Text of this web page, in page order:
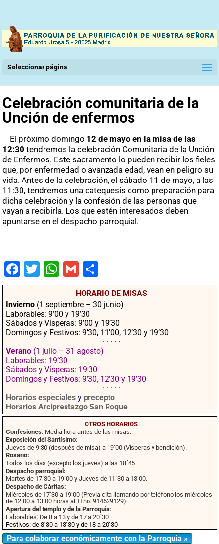
Seleccionar página
Celebración comunitaria de la
Unción de enfermos
El próximo domingo 12 de mayo en la misa de las
12:30 tendremos la celebración Comunitaria de la Unción
de Enfermos. Este sacramento lo pueden recibir los fieles
que, por enfermedad o avanzada edad, vean en peligro su
vida. Antes de la celebración, el sábado 11 de mayo, a las
11:30, tendremos una catequesis como preparación para
dicha celebración y la confesión de las personas que
vayan a recibirla. Los que estén interesados deben
apuntarse en el despacho parroquial.
Fac
ebo
Twit
ter
Wha
tsA
pp
Gm
ail
mpa
rtir
HORARIO DE MISAS
Invierno (1 septiembre – 30 junio)
Laborables: 9’00 y 19’30
Sábados y Vísperas: 9’00 y 19’30
Domingos y Festivos: 9’30, 11’00, 12’30 y 19’30
· · · · ·
Verano (1 julio – 31 agosto)
Laborables: 19’30
Sábados y Vísperas: 19’30
Domingos y Festivos: 9’30, 12’30 y 19’30
· · · · ·
Horarios especiales y precepto
Horarios Arciprestazgo San Roque
OTROS HORARIOS
Confesiones: Media hora antes de las misas.
Exposición del Santísimo:
Jueves de 9:30 (después de misa) a 19’00 (Vísperas y bendición).
Rosario:
Todos los días (excepto los jueves) a las 18´45
Despacho parroquial:
Martes de 17´30 a 19´00 y Jueves de 11´30 a 13’00.
Despacho de Cáritas:
Miércoles de 17’30 a 19’00 (Previa cita llamando por teléfono los miércoles
de 12´00 a 13´00 horas al Tfno. 914629129)
Apertura del templo y de la Parroquia:
Laborables: De 8 a 13 y de 17 a 20´30
Festivos: de 8`30 a 13´30 y de 18 a 20´30
Para colaborar económicamente con la Parroquia »